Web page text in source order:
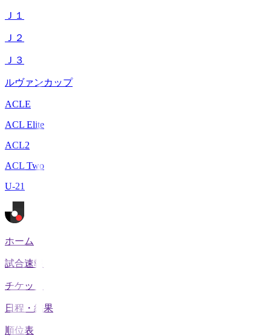
Ｊ１
Ｊ２
Ｊ３
ルヴァンカップ
ACLE
ACL Elite
ACL2
ACL Two
U-21
ホーム
試合速報
チケット
日程・結果
順位表